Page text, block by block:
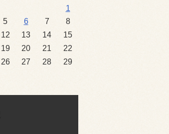
1
5 6 7
8
12 13 14
15
19 20 21
22
26 27 28
29